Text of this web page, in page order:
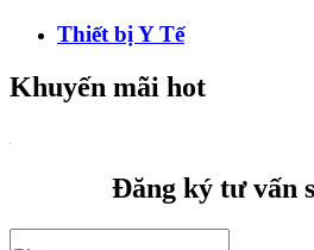
Thiết bị Y Tế
Khuyến mãi hot
Đăng ký tư vấn